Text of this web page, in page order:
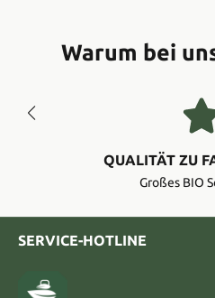
Warum bei
QUALITÄT ZU
Großes BIO
SERVICE-HOTLINE